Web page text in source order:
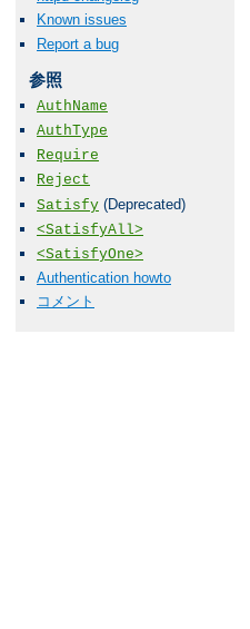
Known issues
Report a bug
参照
AuthName
AuthType
Require
Reject
Satisfy (Deprecated)
<SatisfyAll>
<SatisfyOne>
Authentication howto
コメント